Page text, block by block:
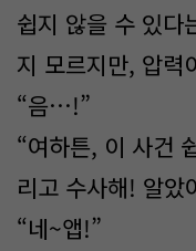
쉽지 않을 수 있다
지 모르지만, 압
“음…!”
“여하튼, 이 사건
리고 수사해! 알았
“네~앱!”